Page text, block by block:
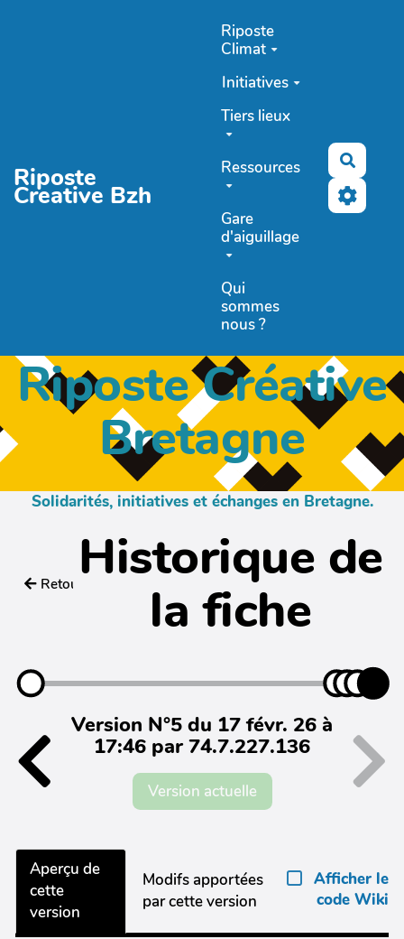
Riposte
Creative Bzh
Riposte
Climat
Initiatives
Tiers lieux
Ressources
Gare
d'aiguillage
Qui
sommes
nous ?
Riposte Créative
Bretagne
Solidarités, initiatives et échanges en Bretagne.
Retour Historique de
la fiche
Version N°5 du 17 févr. 26 à
17:46 par 74.7.227.136
Version actuelle
Aperçu de
cette
version
Modifs apportées
par cette version
Afficher le
code Wiki